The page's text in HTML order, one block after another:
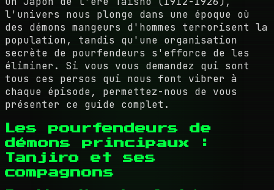
l'univers nous plonge dans une époque où
des démons mangeurs d'hommes terrorisent la
population, tandis qu'une organisation
secrète de pourfendeurs s'efforce de les
éliminer. Si vous vous demandez qui sont
tous ces persos qui nous font vibrer à
chaque épisode, permettez-nous de vous
présenter ce guide complet.
Les pourfendeurs de
démons principaux :
Tanjiro et ses
compagnons